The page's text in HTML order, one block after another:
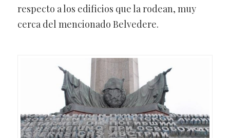
respecto a los edificios que la rodean, muy
cerca del mencionado Belvedere.